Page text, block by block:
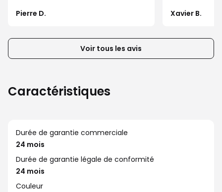
ou
la
liste
Pierre D.
Xavier B.
Voir tous les avis
Caractéristiques
Durée de garantie commerciale
24 mois
Durée de garantie légale de conformité
24 mois
Couleur